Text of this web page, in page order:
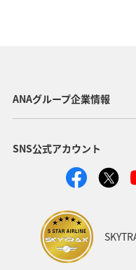
ANAグループ企業情報
SNS公式アカウント